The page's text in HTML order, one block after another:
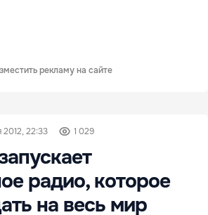
рекламу на сайте
2012, 22:33 1 029
радио, которое
на весь мир